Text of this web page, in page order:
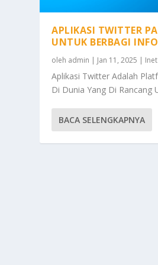
APLIKASI TWITTER
UNTUK BERBAGI
oleh admin | Jan 11, 2025 | Inet
Aplikasi Twitter Adalah
Di Dunia Yang Di Rancang
BACA SELENGKAPNYA